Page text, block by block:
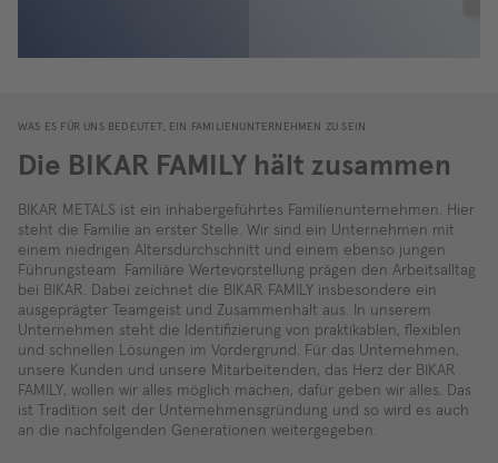
integrieren
um
verschiedene
einzubetten.
Dieser
Dienst
kann
Daten
zu
Ihren
Aktivitäten
sammeln.
Bitte
überprüfen
Sie
WAS ES FÜR UNS BEDEUTET, EIN FAMILIENUNTERNEHMEN ZU SEIN
Die BIKAR FAMILY hält zusammen
BIKAR METALS ist ein inhabergeführtes Familienunternehmen. Hier
steht die Familie an erster Stelle. Wir sind ein Unternehmen mit
einem niedrigen Altersdurchschnitt und einem ebenso jungen
Führungsteam. Familiäre Wertevorstellung prägen den Arbeitsalltag
bei BIKAR. Dabei zeichnet die BIKAR FAMILY insbesondere ein
ausgeprägter Teamgeist und Zusammenhalt aus. In unserem
Unternehmen steht die Identifizierung von praktikablen, flexiblen
und schnellen Lösungen im Vordergrund. Für das Unternehmen,
unsere Kunden und unsere Mitarbeitenden, das Herz der BIKAR
FAMILY, wollen wir alles möglich machen, dafür geben wir alles. Das
ist Tradition seit der Unternehmensgründung und so wird es auch
an die nachfolgenden Generationen weitergegeben.